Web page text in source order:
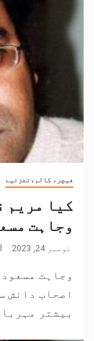
فیچر، کالم،تجزئیے
کیا مریم
وجاہت
نومبر 24, 2023
وجاہت
اصحاب دانش
بیشتر